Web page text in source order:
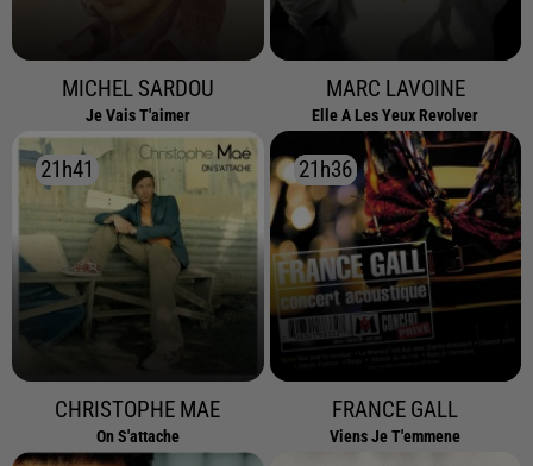
MICHEL SARDOU
Je Vais T'aimer
MARC LAVOINE
Elle A Les Yeux Revolver
21h41
21h41
CHRISTOPHE MAE
On S'attache
21h36
21h36
FRANCE GALL
Viens Je T'emmene